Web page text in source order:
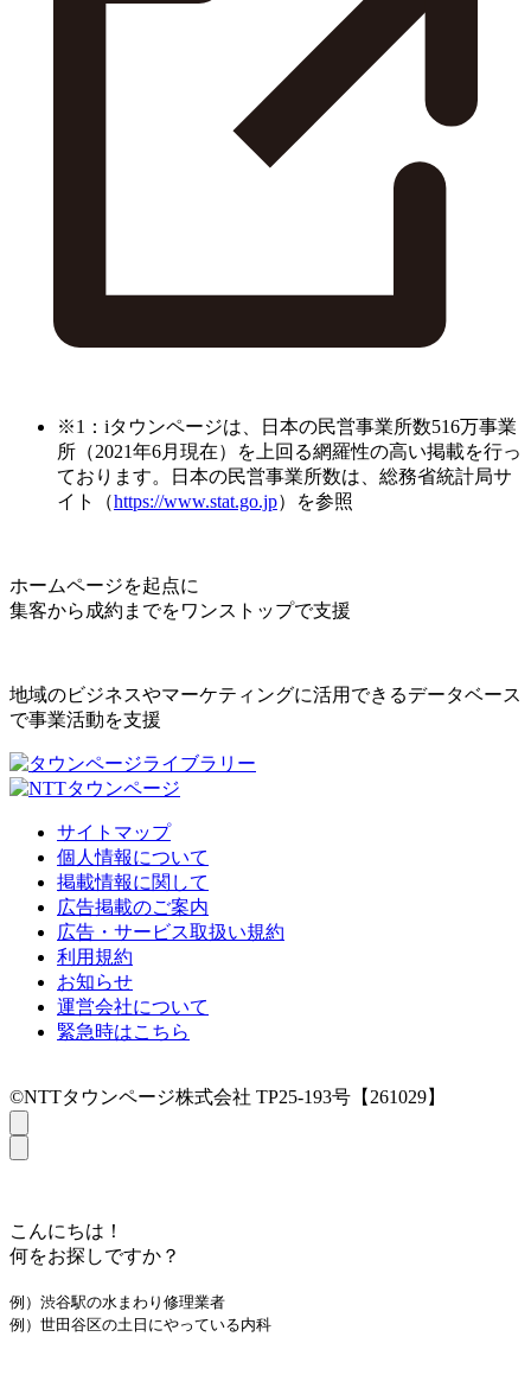
※1：iタウンページは、日本の民営事業所数516万事業
所（2021年6月現在）を上回る網羅性の高い掲載を行っ
ております。日本の民営事業所数は、総務省統計局サ
イト（https://www.stat.go.jp）を参照
ホームページを起点に
集客から成約までをワンストップで支援
地域のビジネスやマーケティングに活用できるデータベース
で事業活動を支援
サイトマップ
個人情報について
掲載情報に関して
広告掲載のご案内
広告・サービス取扱い規約
利用規約
お知らせ
運営会社について
緊急時はこちら
©NTTタウンページ株式会社 TP25-193号【261029】
こんにちは！
何をお探しですか？
例）渋谷駅の水まわり修理業者
例）世田谷区の土日にやっている内科